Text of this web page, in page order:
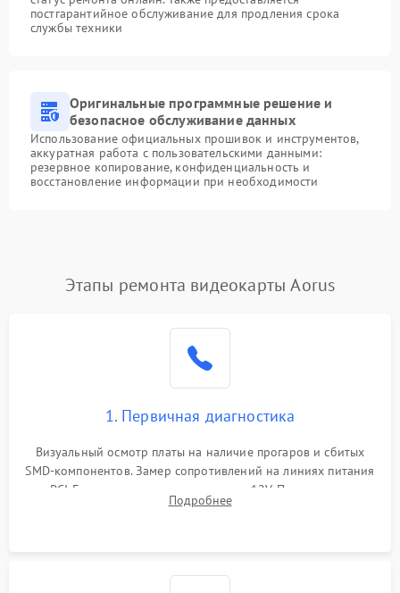
постгарантийное обслуживание для продления срока
службы техники
Оригинальные программные решение и
безопасное обслуживание данных
Использование официальных прошивок и инструментов,
аккуратная работа с пользовательскими данными:
резервное копирование, конфиденциальность и
восстановление информации при необходимости
Этапы ремонта видеокарты Aorus
1. Первичная диагностика
Визуальный осмотр платы на наличие прогаров и сбитых
SMD-компонентов. Замер сопротивлений на линиях питания
PCI-E и дополнительных разъемах 12V. Проверка на
короткое замыкание основных дросселей питания GPU и
Подробнее